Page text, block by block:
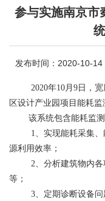
参与实施南京市
发布时间：2020-10-14
2020年10月9日，
区设计产业园项目能耗监
该系统包含能耗监
1、实现能耗采集
源利用效率；
2、分析建筑物内
等；
3、定期诊断设备